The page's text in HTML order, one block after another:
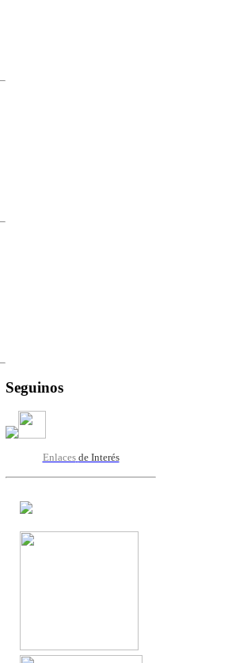
Seguinos
Enlaces de Interés